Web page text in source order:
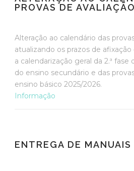
PROVAS DE
Alteração ao calendário das
atualizando os prazos de afixação
a calendarização geral da 2.ª fase
do ensino secundário e das
ensino básico 2025/2026.
Informação
ENTREGA DE MANUAIS